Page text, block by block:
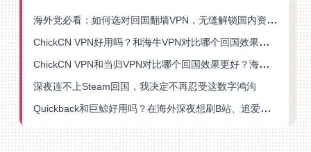
海外党必看：如何选对回国翻墙VPN，无缝解锁国内资源？
ChickCN VPN好用吗？和海牛VPN对比哪个回国效果更好？
ChickCN VPN和当归VPN对比哪个回国效果更好？海外党亲测后选了它
深夜连不上Steam回国，我决定不再忍受这数字鸿沟
Quickback和巨鲸好用吗？在海外深夜想刷B站、追爱奇艺的你，或许正需要这份答案